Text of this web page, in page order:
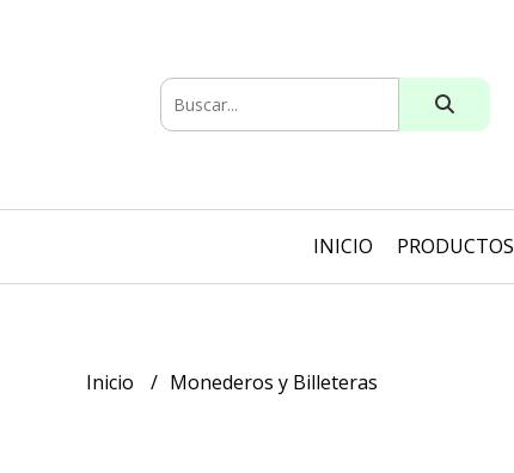
INICIO PRODUCTOS
Inicio Monederos y Billeteras